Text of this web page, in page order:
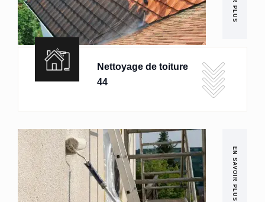
Nettoyage de toiture
44
EN SAVOIR PLUS